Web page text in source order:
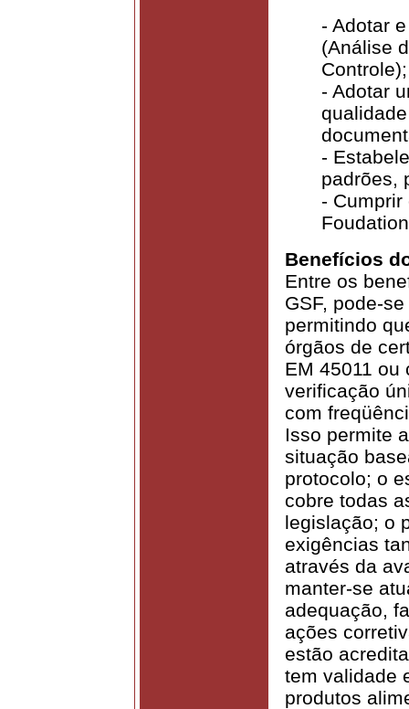
- Adotar
(Análise
Controle);
- Adotar
-
padrões,
-
Benefícios
Entre os
GSF, pode-
permitindo
órgãos de
EM 45011 ou
verificação
com
Isso permite
situação
protocolo; o
cobre todas
legislação; o
exigências
através da
manter-se
adequação,
ações
estão
tem validade
produtos